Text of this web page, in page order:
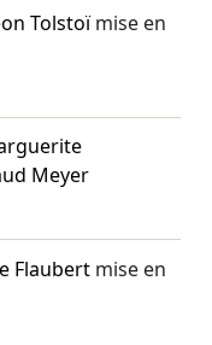
Tolstoïmise en
Meyer
Flaubertmise en